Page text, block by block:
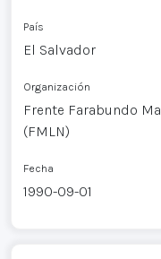
País
El Salvador
Organización
Frente Farabundo
(FMLN)
Fecha
1990-09-01